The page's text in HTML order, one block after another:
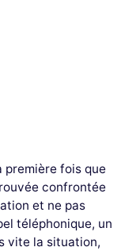
première fois que
confrontée
et ne pas
téléphonique, un
vite la situation,